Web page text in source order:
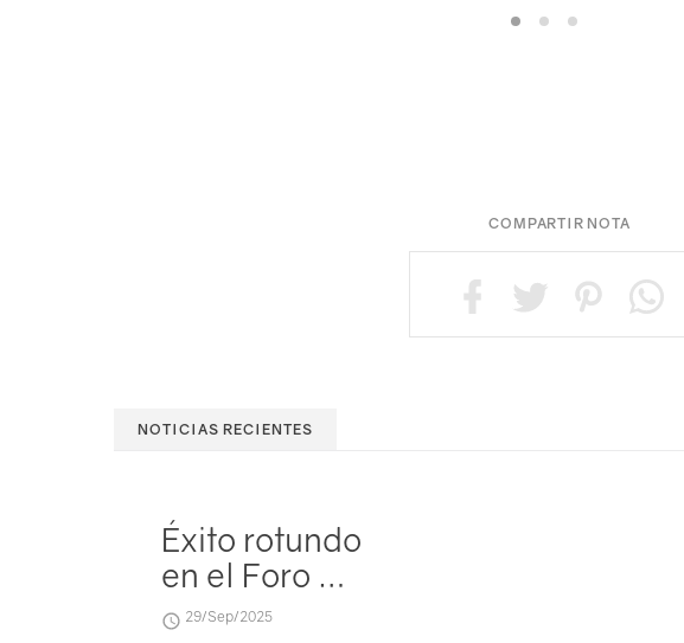
COMPARTIR NOTA
NOTICIAS RECIENTES
Éxito rotundo
en el Foro …
29/Sep/2025